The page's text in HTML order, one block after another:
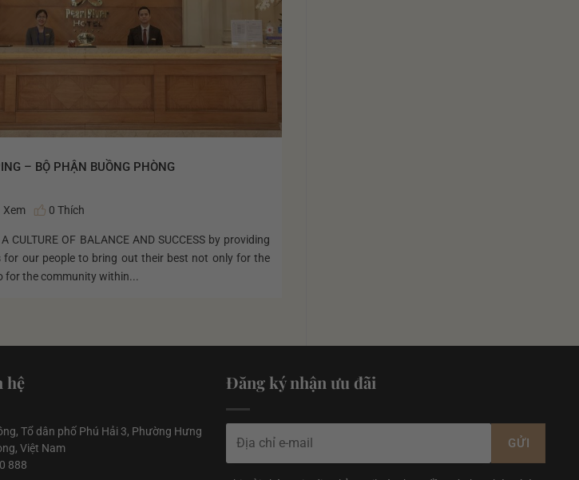
HOUSEKEEPING – BỘ PHẬN BUỒNG PHÒNG
Xem 0 Thích
CULTURE OF BALANCE AND SUCCESS by providing
for our people to bring out their best not only for the
for the community within...
hệ
Tổ dân phố Phú Hải 3, Phường Hưng
Việt Nam
888
Đăng ký nhận ưu đãi